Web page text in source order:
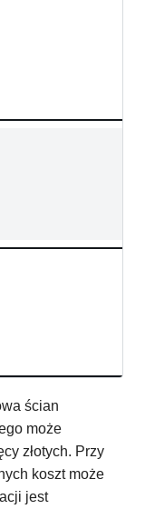
ścian
może
złotych. Przy
koszt może
jest